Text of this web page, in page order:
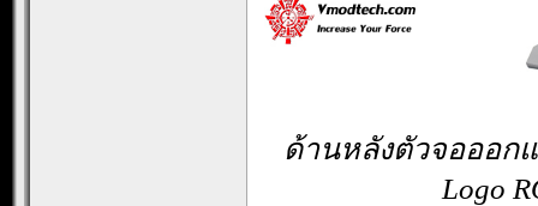
ด้านหลังตัวจอออก
Logo